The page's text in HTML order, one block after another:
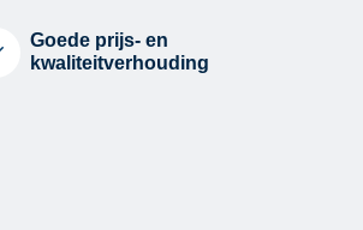
Goede prijs- en
kwaliteitverhouding